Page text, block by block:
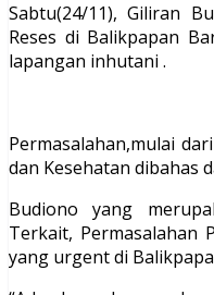
Sabtu(24/11), Giliran
Reses di Balikpapan
lapangan inhutani .
Permasalahan,mulai
dan Kesehatan dibahas
Budiono yang
Terkait, Permasalahan
yang urgent di